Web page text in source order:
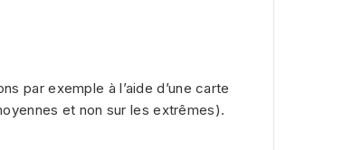
par exemple à l’aide d’une carte
et non sur les extrêmes).